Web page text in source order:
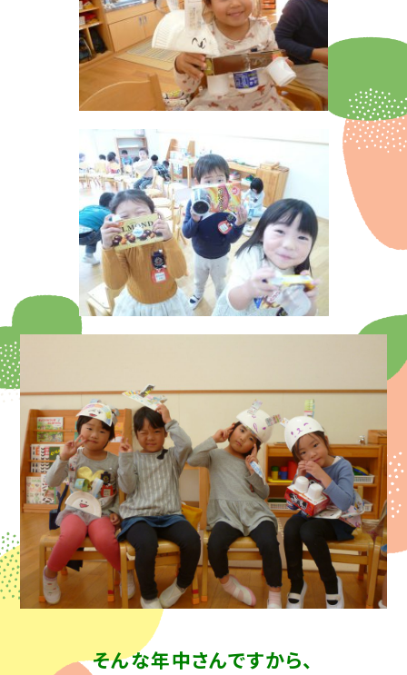
そんな年中さんですから、